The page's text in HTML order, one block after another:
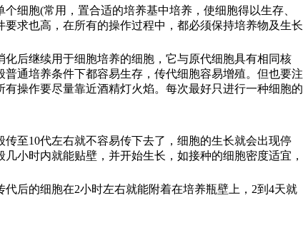
个细胞(常用，置合适的培养基中培养，使细胞得以生存、
求也高，在所有的操作过程中，都必须保持培养物及生长
后继续用于细胞培养的细胞，它与原代细胞具有相同核
通培养条件下都容易生存，传代细胞容易增殖。但也要注
操作要尽量靠近酒精灯火焰。每次最好只进行一种细胞的
传至10代左右就不容易传下去了，细胞的生长就会出现停
小时内就能贴壁，并开始生长，如接种的细胞密度适宜，
代后的细胞在2小时左右就能附着在培养瓶壁上，2到4天就